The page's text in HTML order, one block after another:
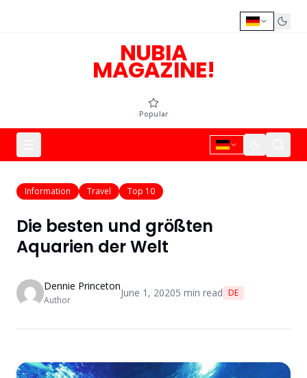
NUBIA
MAGAZINE!
Popular
Information Travel Top 10
Die besten und größten
Aquarien der Welt
Dennie Princeton
Author
June 1, 20205 min read DE